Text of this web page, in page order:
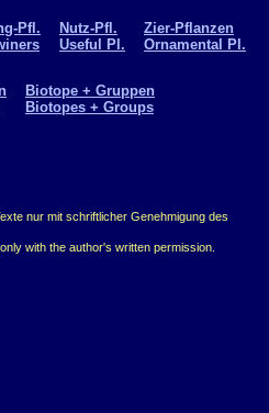
Pfl.
Nutz-Pfl.
Useful Pl.
Zier-Pflanzen
Ornamental Pl.
Biotope + Gruppen
Biotopes + Groups
nur mit schriftlicher Genehmigung des
with the author's written permission.